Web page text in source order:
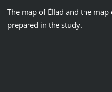
The map of Éllad and the map
prepared in the study.